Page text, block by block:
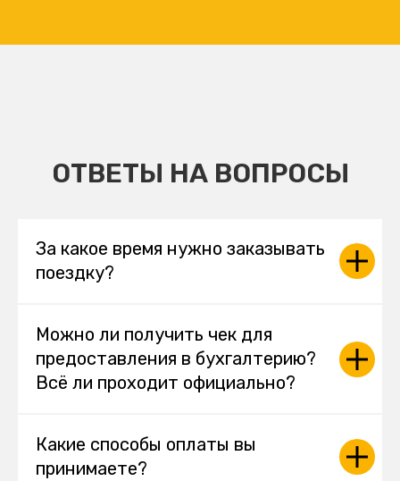
ОТВЕТЫ НА ВОПРОСЫ
За какое время нужно заказывать
поездку?
Можно ли получить чек для
предоставления в бухгалтерию?
Всё ли проходит официально?
Какие способы оплаты вы
принимаете?